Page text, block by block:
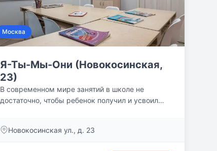
Москва
Я-Ты-Мы-Они (Новокосинская,
23)
В современном мире занятий в школе не
достаточно, чтобы ребенок получил и усвоил
успешной взрослой жизни. Мы понимаем это и
Новокосинская ул., д. 23